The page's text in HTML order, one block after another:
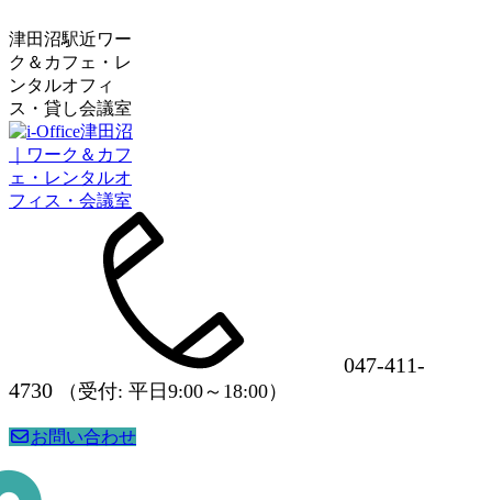
津田沼駅近ワー
ク＆カフェ・レ
ンタルオフィ
ス・貸し会議室
047-411-
4730
（受付: 平日9:00～18:00）
お問い合わせ